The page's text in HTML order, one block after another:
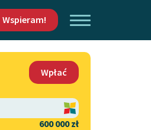
Wspieram!
Wpłać
600 000 zł